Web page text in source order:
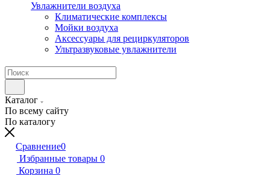
Увлажнители воздуха
Климатические комплексы
Мойки воздуха
Аксессуары для рециркуляторов
Ультразвуковые увлажнители
Каталог
По всему сайту
По каталогу
Сравнение0
Избранные товары 0
Корзина 0